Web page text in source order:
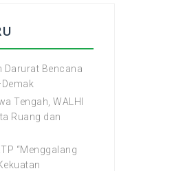
Darurat Bencana
Tengah, WALHI
Ruang dan
“Menggalang